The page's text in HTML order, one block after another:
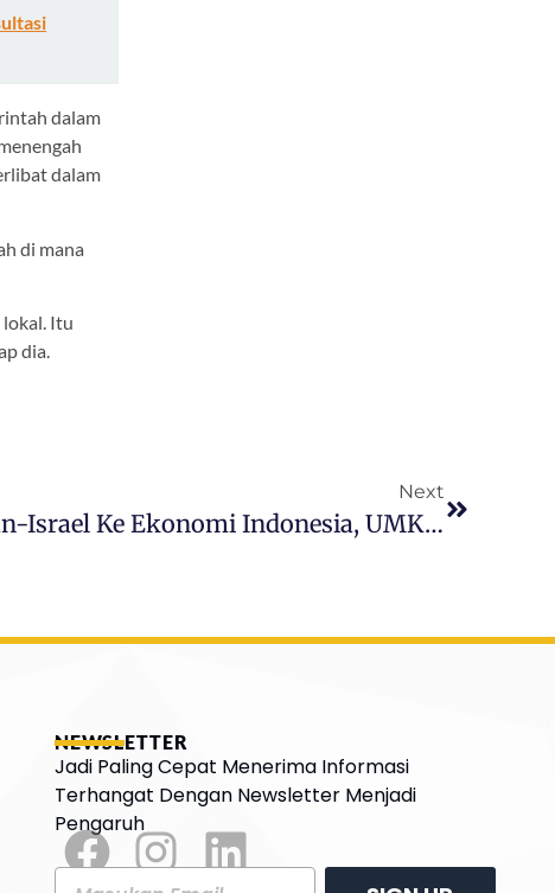
dalam
dalam
di mana
lokal. Itu
dia.
Next
5 Dampak Perang Iran-Israel Ke Ekonomi Indonesia, UMKM Lebih Berat Bebannya
NEWSLETTER
Jadi Paling Cepat Menerima Informasi
Terhangat Dengan Newsletter Menjadi
Pengaruh